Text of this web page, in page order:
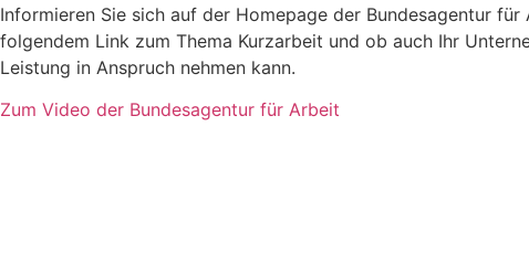
Informieren Sie sich auf der Homepage der Bundesagentur für
folgendem Link zum Thema Kurzarbeit und ob auch Ihr
Leistung in Anspruch nehmen kann.
Zum Video der Bundesagentur für Arbeit